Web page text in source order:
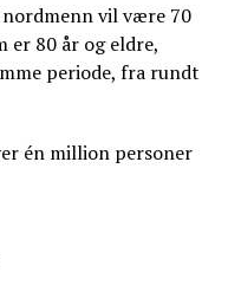
vil være 70
er 80 år og eldre,
periode, fra rundt
én million personer